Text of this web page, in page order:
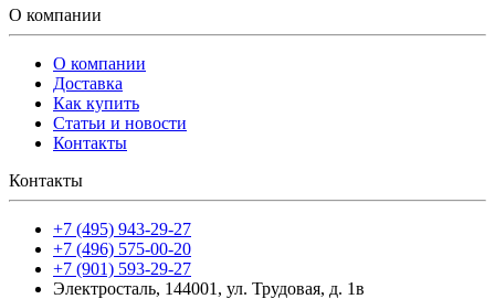
О компании
О компании
Доставка
Как купить
Статьи и новости
Контакты
Контакты
+7 (495) 943-29-27
+7 (496) 575-00-20
+7 (901) 593-29-27
Электросталь, 144001, ул. Трудовая, д. 1в